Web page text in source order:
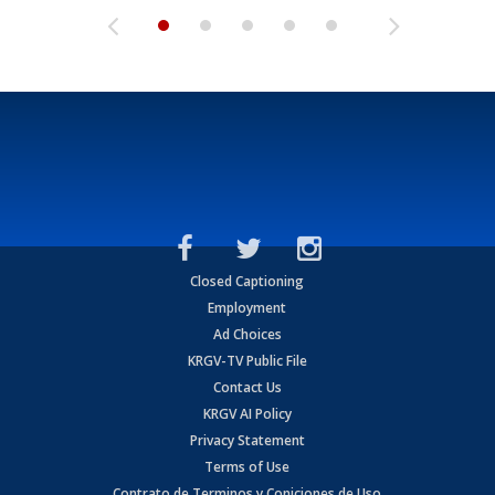
Closed Captioning
Employment
Ad Choices
KRGV-TV Public File
Contact Us
KRGV AI Policy
Privacy Statement
Terms of Use